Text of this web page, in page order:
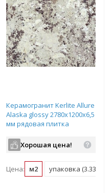
поддон (61.2 м2)
Керамогранит Kerlite Allure
Alaska glossy 2780х1200х6,5
мм рядовая плитка
Хорошая цена!
Цена: м2 упаковка (3.336 м2)